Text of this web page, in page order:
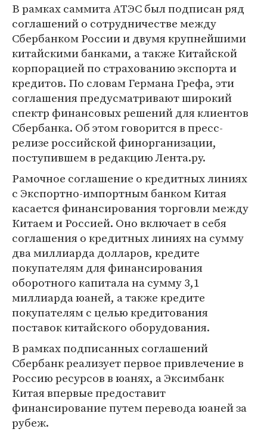
В рамках саммита АТЭС был подписан ряд
соглашений о сотрудничестве между
Сбербанком России и двумя крупнейшими
китайскими банками, а также Китайской
корпорацией по страхованию экспорта и
кредитов. По словам Германа Грефа, эти
соглашения предусматривают широкий
спектр финансовых решений для клиентов
Сбербанка. Об этом говорится в пресс-
релизе российской финорганизации,
поступившем в редакцию Лента.ру.
Рамочное соглашение о кредитных линиях
с Экспортно-импортным банком Китая
касается финансирования торговли между
Китаем и Россией. Оно включает в себя
соглашения о кредитных линиях на сумму
два миллиарда долларов, кредите
покупателям для финансирования
оборотного капитала на сумму 3,1
миллиарда юаней, а также кредите
покупателям с целью кредитования
поставок китайского оборудования.
В рамках подписанных соглашений
Сбербанк реализует первое привлечение в
Россию ресурсов в юанях, а Эксимбанк
Китая впервые предоставит
финансирование путем перевода юаней за
рубеж.